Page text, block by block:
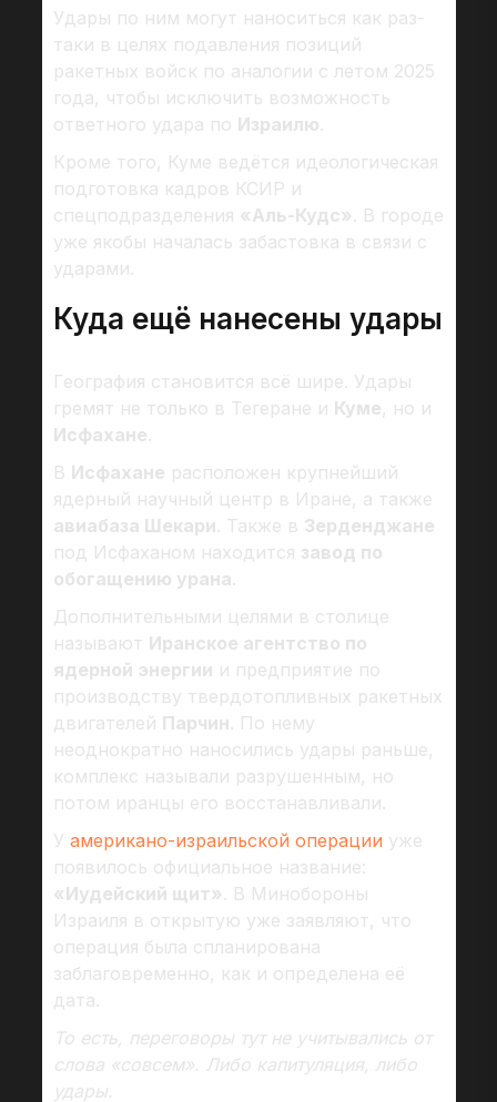
Удары по ним могут наноситься как раз-
таки в целях подавления позиций
ракетных войск по аналогии с летом 2025
года, чтобы исключить возможность
ответного удара по Израилю.
Кроме того, Куме ведётся идеологическая
подготовка кадров КСИР и
спецподразделения «Аль-Кудс» . В городе
уже якобы началась забастовка в связи с
ударами.
Куда ещё нанесены удары
География становится всё шире. Удары
гремят не только в Тегеране и Куме, но и
Исфахане.
В Исфахане расположен крупнейший
ядерный научный центр в Иране, а также
авиабаза Шекари. Также в Зерденджане
под Исфаханом находится завод по
обогащению урана.
Дополнительными целями в столице
называют Иранское агентство по
ядерной энергии и предприятие по
производству твердотопливных ракетных
двигателей Парчин. По нему
неоднократно наносились удары раньше,
комплекс называли разрушенным, но
потом иранцы его восстанавливали.
У американо-израильской операции уже
появилось официальное название:
«Иудейский щит» . В Минобороны
Израиля в открытую уже заявляют, что
операция была спланирована
заблаговременно, как и определена её
дата.
То есть, переговоры тут не учитывались от
слова «совсем». Либо капитуляция, либо
удары.